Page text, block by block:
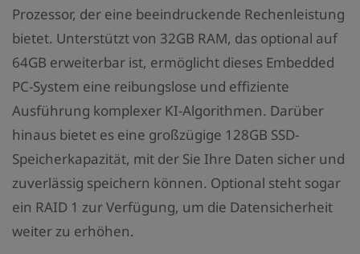
Prozessor, der eine beeindruckende Rechenleistung
bietet. Unterstützt von 32GB RAM, das optional auf
64GB erweiterbar ist, ermöglicht dieses Embedded
PC-System eine reibungslose und effiziente
Ausführung komplexer KI-Algorithmen. Darüber
hinaus bietet es eine großzügige 128GB SSD-
Speicherkapazität, mit der Sie Ihre Daten sicher und
zuverlässig speichern können. Optional steht sogar
ein RAID 1 zur Verfügung, um die Datensicherheit
weiter zu erhöhen.